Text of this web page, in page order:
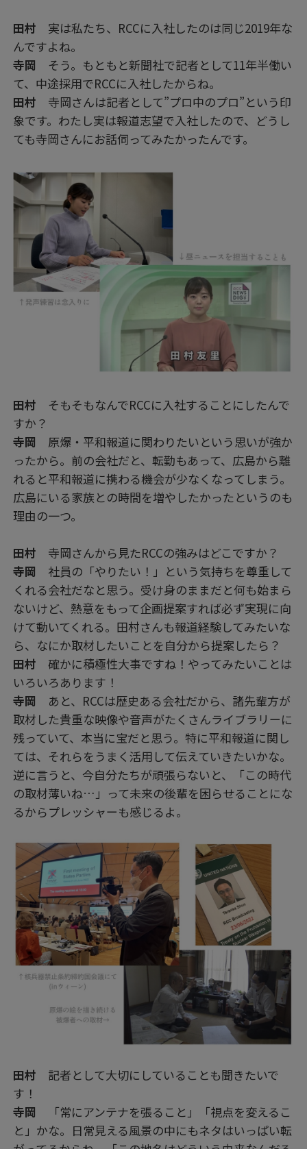
田村 実は私たち、RCCに入社したのは同じ2019年な
んですよね。
寺岡 そう。もともと新聞社で記者として11年半働い
て、中途採用でRCCに入社したからね。
田村 寺岡さんは記者として”プロ中のプロ”という印
象です。わたし実は報道志望で入社したので、どうし
ても寺岡さんにお話伺ってみたかったんです。
田村 そもそもなんでRCCに入社することにしたんで
すか？
寺岡 原爆・平和報道に関わりたいという思いが強か
ったから。前の会社だと、転勤もあって、広島から離
れると平和報道に携わる機会が少なくなってしまう。
広島にいる家族との時間を増やしたかったというのも
理由の一つ。
田村 寺岡さんから見たRCCの強みはどこですか？
寺岡 社員の「やりたい！」という気持ちを尊重して
くれる会社だなと思う。受け身のままだと何も始まら
ないけど、熱意をもって企画提案すれば必ず実現に向
けて動いてくれる。田村さんも報道経験してみたいな
ら、なにか取材したいことを自分から提案したら？
田村 確かに積極性大事ですね！やってみたいことは
いろいろあります！
寺岡 あと、RCCは歴史ある会社だから、諸先輩方が
取材した貴重な映像や音声がたくさんライブラリーに
残っていて、本当に宝だと思う。特に平和報道に関し
ては、それらをうまく活用して伝えていきたいかな。
逆に言うと、今自分たちが頑張らないと、「この時代
の取材薄いね…」って未来の後輩を困らせることにな
るからプレッシャーも感じるよ。
田村 記者として大切にしていることも聞きたいで
す！
寺岡 「常にアンテナを張ること」「視点を変えるこ
と」かな。日常見える風景の中にもネタはいっぱい転